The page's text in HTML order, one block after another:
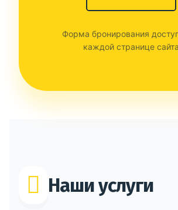
Форма бронирования
каждой странице сайта
Наши услуги